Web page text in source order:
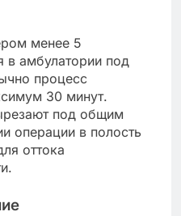
менее 5
в амбулатории под
процесс
30 минут.
под общим
операции в полость
оттока